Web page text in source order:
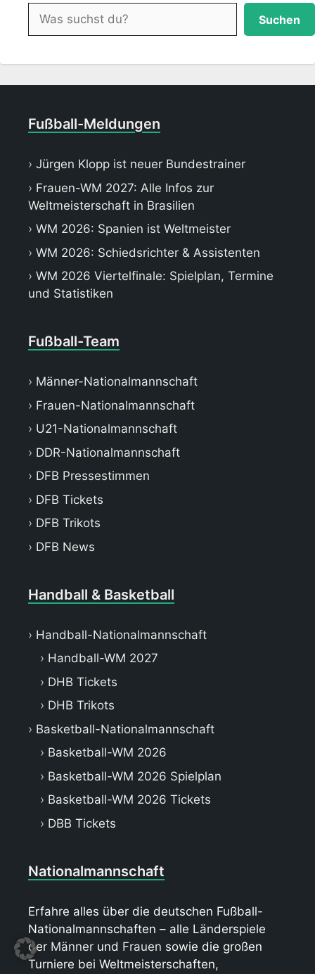
Suchen
Suchen
Fußball-Meldungen
Jürgen Klopp ist neuer Bundestrainer
Frauen-WM 2027: Alle Infos zur
Weltmeisterschaft in Brasilien
WM 2026: Spanien ist Weltmeister
WM 2026: Schiedsrichter & Assistenten
WM 2026 Viertelfinale: Spielplan, Termine
und Statistiken
Fußball-Team
Männer-Nationalmannschaft
Frauen-Nationalmannschaft
U21-Nationalmannschaft
DDR-Nationalmannschaft
DFB Pressestimmen
DFB Tickets
DFB Trikots
DFB News
Handball & Basketball
Handball-Nationalmannschaft
Handball-WM 2027
DHB Tickets
DHB Trikots
Basketball-Nationalmannschaft
Basketball-WM 2026
Basketball-WM 2026 Spielplan
Basketball-WM 2026 Tickets
DBB Tickets
Nationalmannschaft
Erfahre alles über die deutschen Fußball-
Nationalmannschaften – alle Länderspiele
der Männer und Frauen sowie die großen
Turniere bei Weltmeisterschaften,